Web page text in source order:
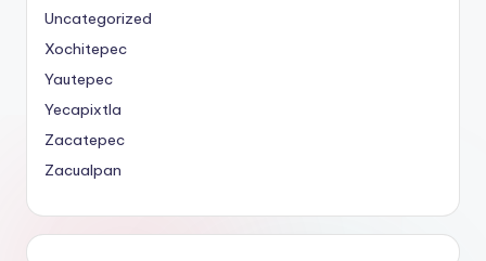
Uncategorized
Xochitepec
Yautepec
Yecapixtla
Zacatepec
Zacualpan